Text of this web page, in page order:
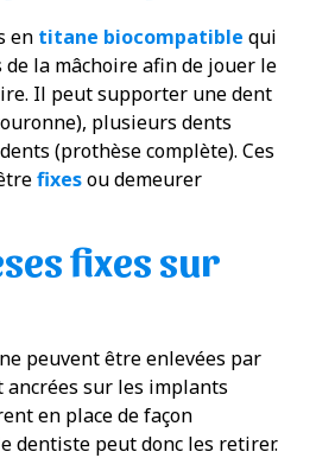
en titane biocompatible qui
de la mâchoire afin de jouer le
Il peut supporter une dent
plusieurs dents
(prothèse complète). Ces
fixesou demeurer
fixes sur
peuvent être enlevées par
ancrées sur les implants
en place de façon
dentiste peut donc les retirer.